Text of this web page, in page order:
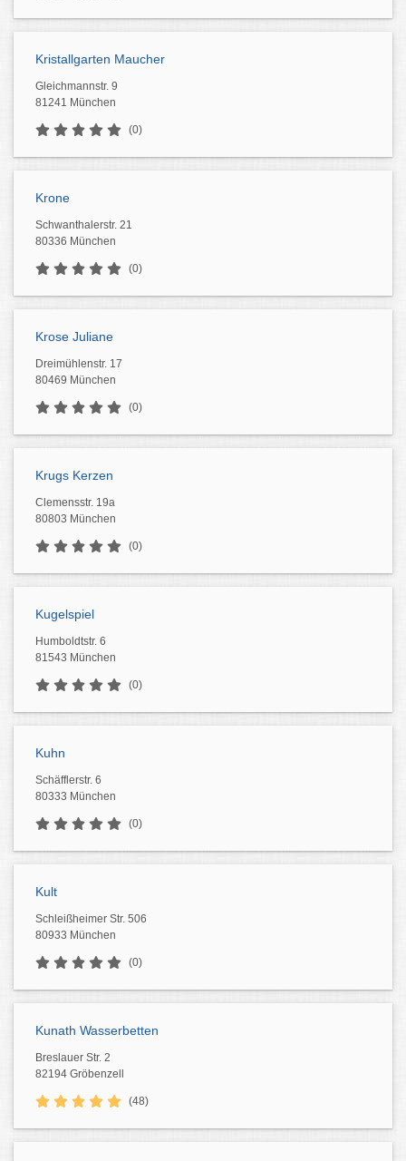
Kristallgarten Maucher
Gleichmannstr. 9
81241 München
(0)
Krone
Schwanthalerstr. 21
80336 München
(0)
Krose Juliane
Dreimühlenstr. 17
80469 München
(0)
Krugs Kerzen
Clemensstr. 19a
80803 München
(0)
Kugelspiel
Humboldtstr. 6
81543 München
(0)
Kuhn
Schäfflerstr. 6
80333 München
(0)
Kult
Schleißheimer Str. 506
80933 München
(0)
Kunath Wasserbetten
Breslauer Str. 2
82194 Gröbenzell
(48)